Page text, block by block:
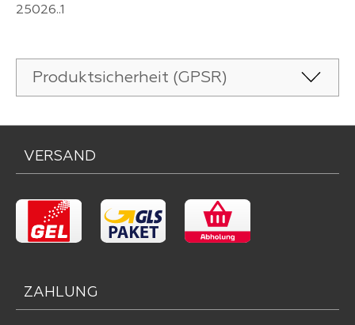
25026..1
Produktsicherheit (GPSR)
VERSAND
ZAHLUNG